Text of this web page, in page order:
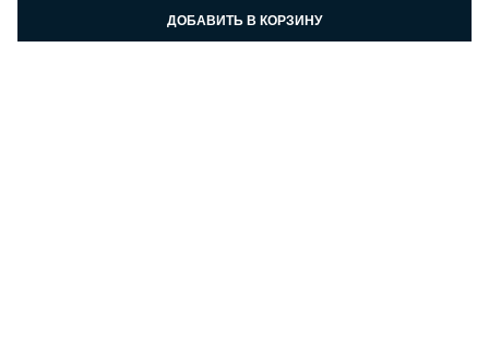
ДОБАВИТЬ В КОРЗИНУ